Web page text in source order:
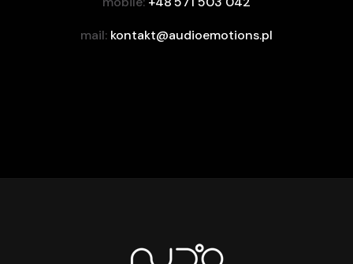
mail: kontakt@audioemotions.pl